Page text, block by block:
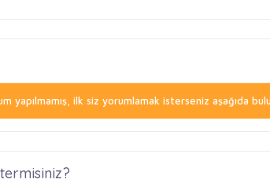
yapılmamış, ilk siz yorumlamak isterseniz aşağıda